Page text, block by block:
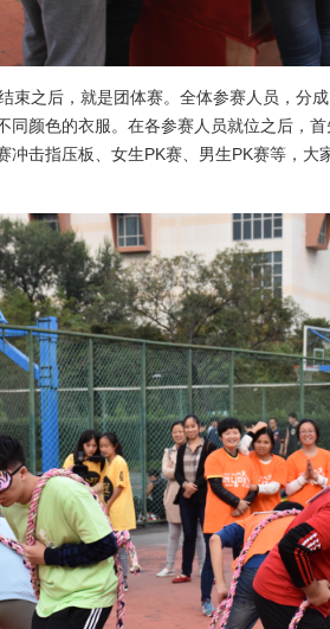
之后，就是团体赛。全体参赛人员，分
同颜色的衣服。在各参赛人员就位之后，
冲击指压板、女生PK赛、男生PK赛等，大